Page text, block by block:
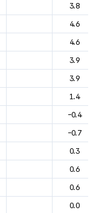
, 기압등을 안내한 표입
3.8
4.6
4.6
3.9
3.9
1.4
-0.4
-0.7
0.3
0.6
0.6
0.0